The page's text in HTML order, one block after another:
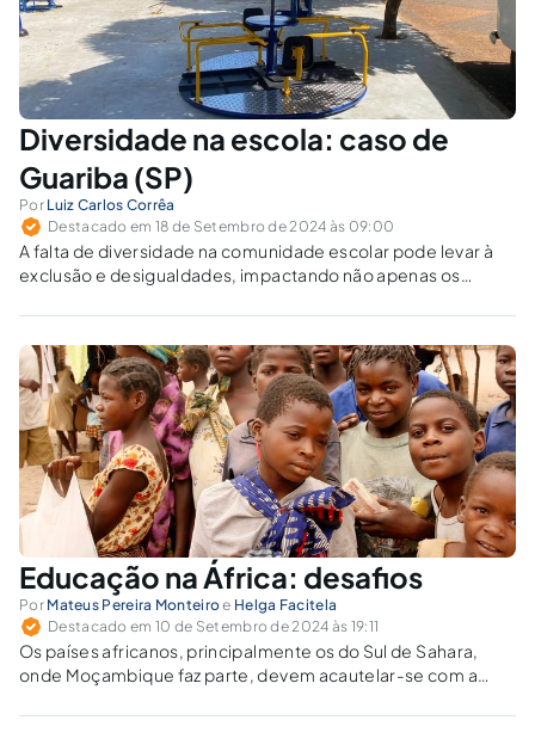
Diversidade na escola: caso de
Guariba (SP)
Por Luiz Carlos Corrêa
Destacado em 18 de Setembro de 2024 às 09:00
A falta de diversidade na comunidade escolar pode levar à
exclusão e desigualdades, impactando não apenas os
Educação na África: desafios
Por Mateus Pereira Monteiroe Helga Facitela
Destacado em 10 de Setembro de 2024 às 19:11
Os países africanos, principalmente os do Sul de Sahara,
onde Moçambique faz parte, devem acautelar-se com a
inconsciente das políticas e reformas educativas, que não